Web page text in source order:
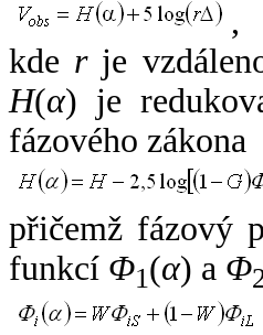
,
kde rje
H(α) je
fázového zákona
přičemž fázový
funkcí Φ1(α) a Φ